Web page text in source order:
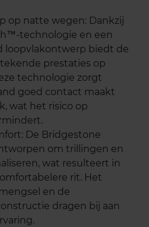
op natte wegen: Dankzij
technologie en een
loopvlakontwerp biedt de
prestaties op
technologie zorgt
goed contact maakt
wat het risico op
De Bridgestone
om trillingen en
wat resulteert in
rit. Het
en de
dragen bij aan